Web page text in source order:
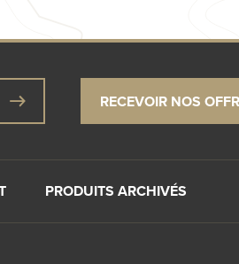
RECEVOIR NOS
PRODUITS ARCHIVÉS